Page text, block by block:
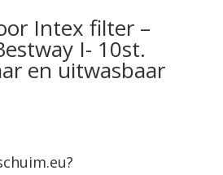
Intex filter –
I- 10st.
en uitwasbaar